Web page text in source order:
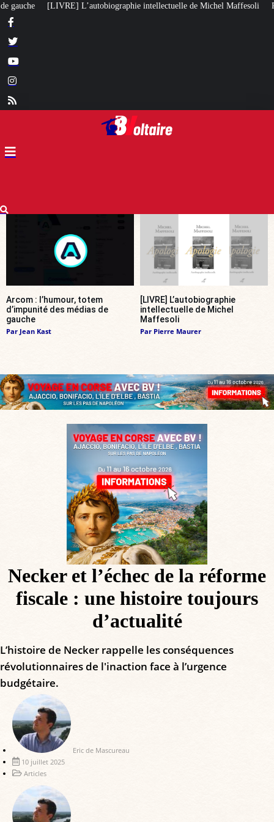
intellectuelle de Michel Maffesoli Pour regagner son influence en
Arcom : l’humour, totem
d’impunité des médias de
gauche
Par Jean Kast
[LIVRE] L’autobiographie
intellectuelle de Michel
Maffesoli
Par Pierre Maurer
Necker et l’échec de la réforme
fiscale : une histoire toujours
d’actualité
L’histoire de Necker rappelle les conséquences
révolutionnaires de l'inaction face à l’urgence
budgétaire.
Eric de Mascureau
10 juillet 2025
Articles